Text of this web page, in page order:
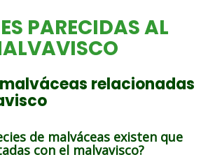
PARECIDAS AL
relacionadas
de malváceas existen que
con el malvavisco?